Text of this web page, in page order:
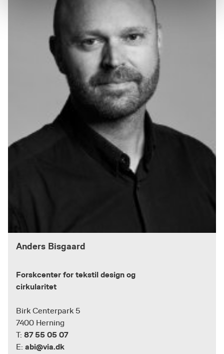
Anders Bisgaard
Forskcenter for tekstil design og
cirkularitet
Birk Centerpark 5
7400 Herning
T: 87 55 05 07
E: abi@via.dk